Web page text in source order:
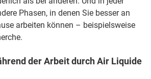
Phasen, in denen Sie besser an
arbeiten können – beispielsweise
der Arbeit durch Air Liquide